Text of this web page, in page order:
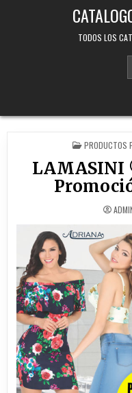
TODOS LOS
POSTED
IN
PRODUCTOS
LAMASINI